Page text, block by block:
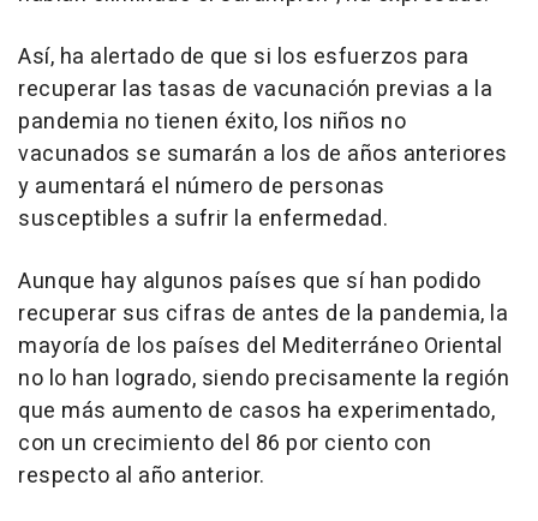
Así, ha alertado de que si los esfuerzos para
recuperar las tasas de vacunación previas a la
pandemia no tienen éxito, los niños no
vacunados se sumarán a los de años anteriores
y aumentará el número de personas
susceptibles a sufrir la enfermedad.
Aunque hay algunos países que sí han podido
recuperar sus cifras de antes de la pandemia, la
mayoría de los países del Mediterráneo Oriental
no lo han logrado, siendo precisamente la región
que más aumento de casos ha experimentado,
con un crecimiento del 86 por ciento con
respecto al año anterior.